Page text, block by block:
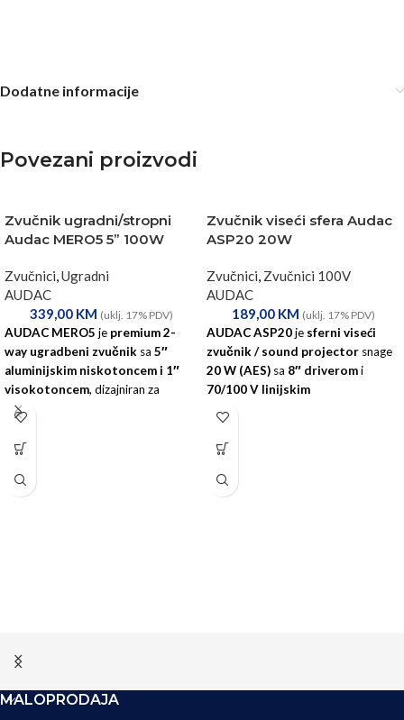
Dodatne informacije
Povezani proizvodi
Zvučnik ugradni/stropni
Audac MERO5 5” 100W
Zvučnici,Ugradni
AUDAC
339,00 KM (uklj. 17% PDV)
AUDAC MERO5 je premium 2-
way ugradbeni zvučnik sa 5″
aluminijskim niskotoncem i 1″
visokotoncem, dizajniran za
diskretne zidne ili plafonske
instalacije koje zahtijevaju
kvalitetnu i uravnoteženu
Zvučnik viseći sfera Audac
ASP20 20W
Zvučnici, Zvučnici 100V
AUDAC
189,00 KM (uklj. 17% PDV)
AUDAC ASP20je sferni viseći
zvučnik / sound projector snage
20 W (AES) sa 8″ driveromi
70/100 V linijskim
transformatorom
ravnomjernu distribuciju zvuka u
360°
hale, javni objekti).
MALOPRODAJA